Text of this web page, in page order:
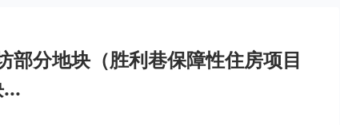
分地块（胜利巷保障性住房项目